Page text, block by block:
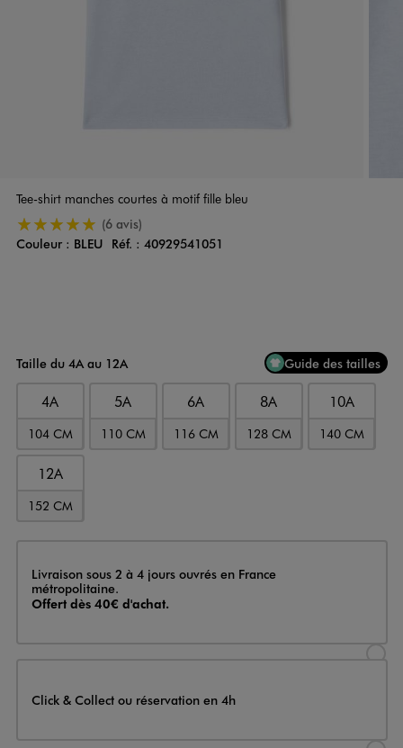
Tee-shirt manches courtes à motif fille bleu
5/5 de moyenne(6 avis)
Couleur
Couleur : BLEU Réf. : 40929541051
Taille du 4A au 12A Guide des tailles
4A
104 CM
5A
110 CM
6A
116 CM
8A
128 CM
10A
140 CM
12A
152 CM
Livraison
Livraison sous 2 à 4 jours ouvrés en France
métropolitaine.
Offert dès 40€ d'achat.
Click & Collect ou réservation en 4h